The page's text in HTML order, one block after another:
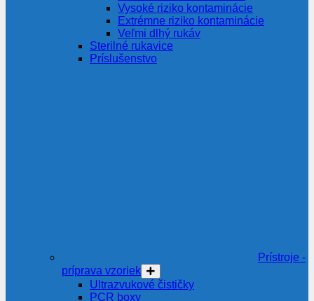
Vysoké riziko kontaminácie
Extrémne riziko kontaminácie
Veľmi dlhý rukáv
Sterilné rukavice
Príslušenstvo
Prístroje -
príprava vzoriek
Ultrazvukové čističky
PCR boxy